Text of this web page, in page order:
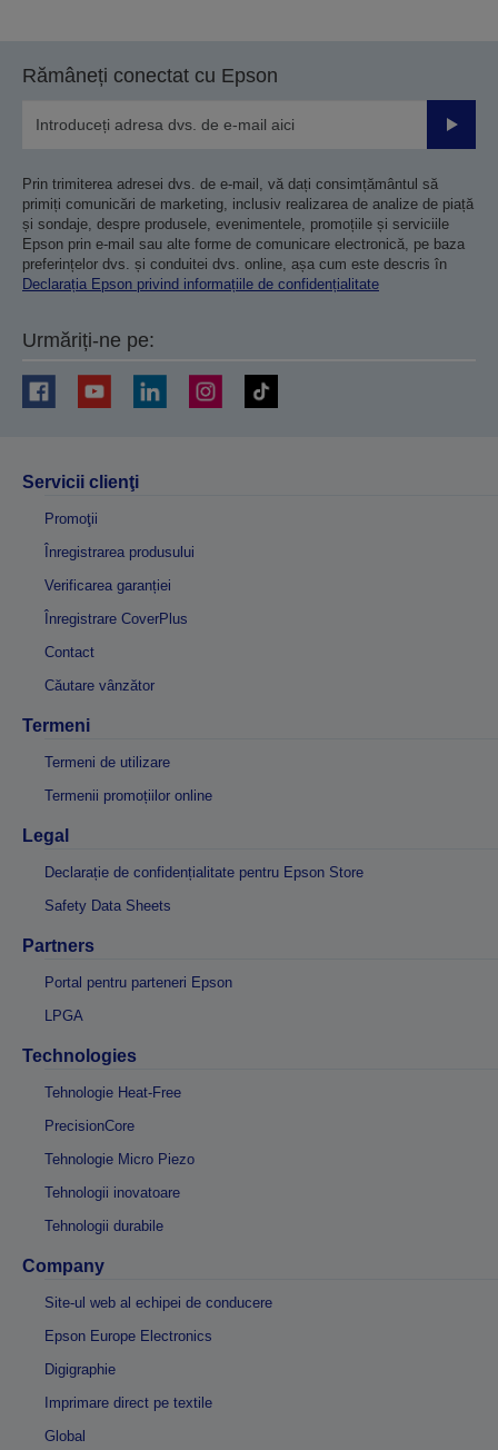
Rămâneți conectat cu Epson
Prin trimiterea adresei dvs. de e-mail, vă dați consimțământul să
primiți comunicări de marketing, inclusiv realizarea de analize de piață
și sondaje, despre produsele, evenimentele, promoțiile și serviciile
Epson prin e-mail sau alte forme de comunicare electronică, pe baza
preferințelor dvs. și conduitei dvs. online, așa cum este descris în
Declarația Epson privind informațiile de confidențialitate
Urmăriți-ne pe:
Servicii clienţi
Promoţii
Înregistrarea produsului
Verificarea garanției
Înregistrare CoverPlus
Contact
Căutare vânzător
Termeni
Termeni de utilizare
Termenii promoțiilor online
Legal
Declarație de confidențialitate pentru Epson Store
Safety Data Sheets
Partners
Portal pentru parteneri Epson
LPGA
Technologies
Tehnologie Heat-Free
PrecisionCore
Tehnologie Micro Piezo
Tehnologii inovatoare
Tehnologii durabile
Company
Site-ul web al echipei de conducere
Epson Europe Electronics
Digigraphie
Imprimare direct pe textile
Global